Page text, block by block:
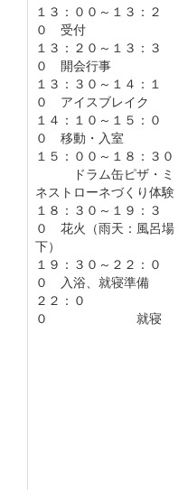
１３：００～１３：２
０ 受付
１３：２０～１３：３
０ 開会行事
１３：３０～１４：１
０ アイスブレイク
１４：１０～１５：０
０ 移動・入室
１５：００～１８：３０
ドラム缶ピザ・ミ
ネストローネづくり体験
１８：３０～１９：３
０ 花火（雨天：風呂場
下）
１９：３０～２２：０
０ 入浴、就寝準備
２２：０
０ 就寝